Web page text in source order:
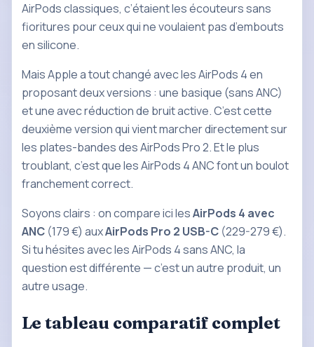
AirPods classiques, c’étaient les écouteurs sans
fioritures pour ceux qui ne voulaient pas d’embouts
en silicone.
Mais Apple a tout changé avec les AirPods 4 en
proposant deux versions : une basique (sans ANC)
et une avec réduction de bruit active. C’est cette
deuxième version qui vient marcher directement sur
les plates-bandes des AirPods Pro 2. Et le plus
troublant, c’est que les AirPods 4 ANC font un boulot
franchement correct.
Soyons clairs : on compare ici lesAirPods 4 avec
ANC(179 €) auxAirPods Pro 2 USB-C(229-279 €).
Si tu hésites avec les AirPods 4 sans ANC, la
question est différente — c’est un autre produit, un
autre usage.
Le tableau comparatif complet